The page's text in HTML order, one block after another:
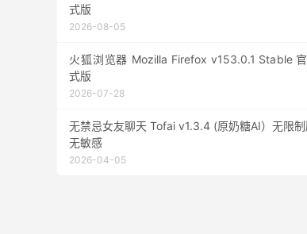
式版
2026-08-05
火狐浏览器 Mozilla Firefox v153.0.1 Stable
式版
2026-07-28
无禁忌女友聊天 Tofai v1.3.4 (原奶糖AI）无限
无敏感
2026-04-05